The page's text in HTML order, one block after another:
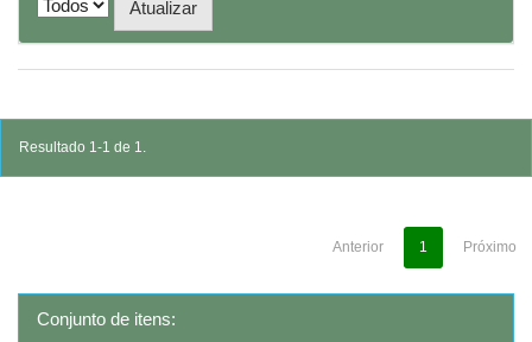
Resultado 1-1 de 1.
Anterior 1 Próximo
Conjunto de itens: